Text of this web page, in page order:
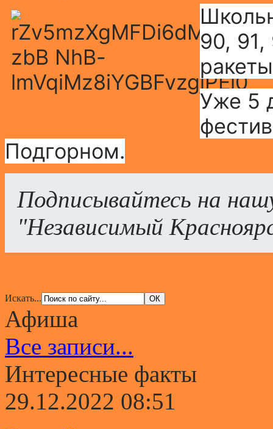
90,
Уже 5
Подгорном.
Подписывайтесь на
"Независимый
Искать...
Афиша
Все записи...
Интересные факты
29.12.2022 08:51